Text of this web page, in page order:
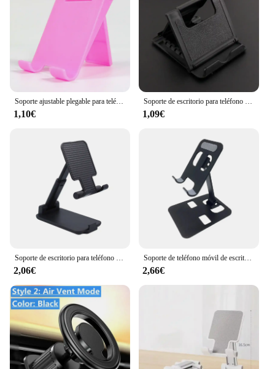
Soporte ajustable plegable para teléfono, soporte de escritorio para Xiaomi, Iphone 12, 13 Pro Max, soporte para tableta
1,10€
Soporte de escritorio para teléfono móvil, trípode de plástico plegable para IPhone, IPad, tableta, Xiaomi, Huawei P30
1,09€
Soporte de escritorio para teléfono móvil, ángulo ajustable, altura, Universal, para todos los teléfonos inteligentes
2,06€
Soporte de teléfono móvil de escritorio de aleación de aluminio, soporte plegable para tableta iPad, soporte de escritorio para teléfono móvil, soporte perezoso para teléfono inteligente
2,66€